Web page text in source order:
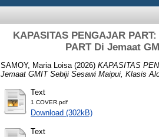
KAPASITAS PENGAJAR
PART Di Jemaat
SAMOY, Maria Loisa (2026) KAPASITAS
Jemaat GMIT Sebiji Sesawi Maipui, Klasis
Text
1 COVER.pdf
Download (302kB)
Text